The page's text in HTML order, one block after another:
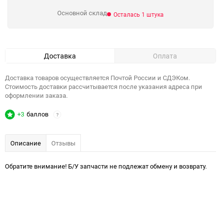
Основной склад Осталась 1 штука
Доставка Оплата
Доставка товаров осуществляется Почтой России и СДЭКом.
Стоимость доставки рассчитывается после указания адреса при
оформлении заказа.
+3 баллов ?
Описание Отзывы
Обратите внимание! Б/У запчасти не подлежат обмену и возврату.